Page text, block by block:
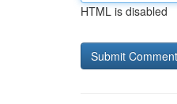
HTML is disabled